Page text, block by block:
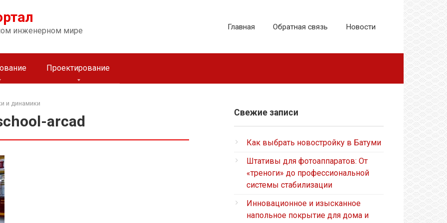
инженерном мире Главная Обратная связь Новости
Проектирование
и динамики
arcad Свежие записи
Как выбрать новостройку в Батуми
Штативы для фотоаппаратов: От
«треноги» до профессиональной
системы стабилизации
Инновационное и изысканное
напольное покрытие для дома и